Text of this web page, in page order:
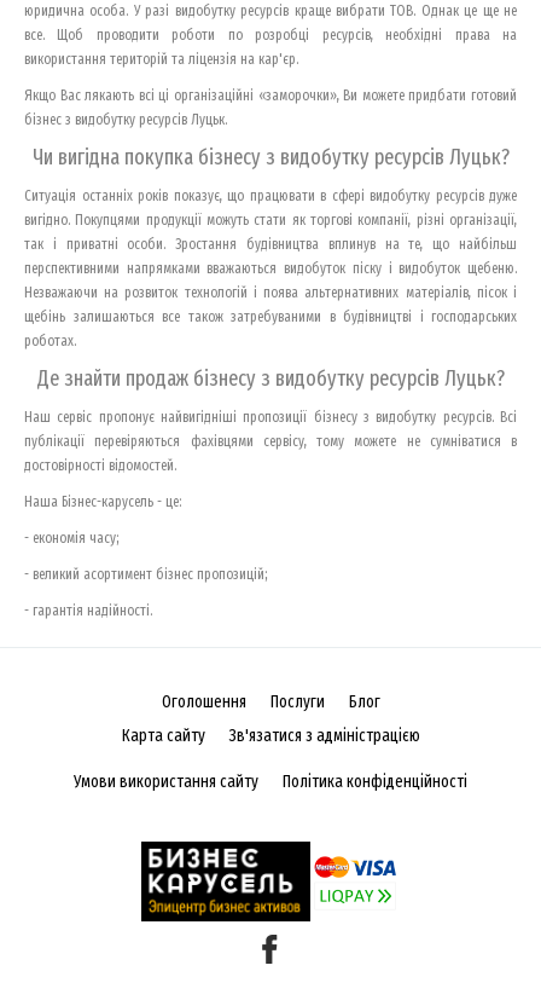
юридична особа. У разі видобутку ресурсів краще вибрати ТОВ. Однак це ще не
все. Щоб проводити роботи по розробці ресурсів, необхідні права на
використання територій та ліцензія на кар'єр.
Якщо Вас лякають всі ці організаційні «заморочки», Ви можете придбати готовий
бізнес з видобутку ресурсів Луцьк.
Чи вигідна покупка бізнесу з видобутку ресурсів Луцьк?
Ситуація останніх років показує, що працювати в сфері видобутку ресурсів дуже
вигідно. Покупцями продукції можуть стати як торгові компанії, різні організації,
так і приватні особи. Зростання будівництва вплинув на те, що найбільш
перспективними напрямками вважаються видобуток піску і видобуток щебеню.
Незважаючи на розвиток технологій і поява альтернативних матеріалів, пісок і
щебінь залишаються все також затребуваними в будівництві і господарських
роботах.
Де знайти продаж бізнесу з видобутку ресурсів Луцьк?
Наш сервіс пропонує найвигідніші пропозиції бізнесу з видобутку ресурсів. Всі
публікації перевіряються фахівцями сервісу, тому можете не сумніватися в
достовірності відомостей.
Наша Бізнес-карусель - це:
- економія часу;
- великий асортимент бізнес пропозицій;
- гарантія надійності.
Оголошення Послуги
Блог
Карта сайту
Зв'язатися з адміністрацією
Умови використання сайту Політика конфіденційності